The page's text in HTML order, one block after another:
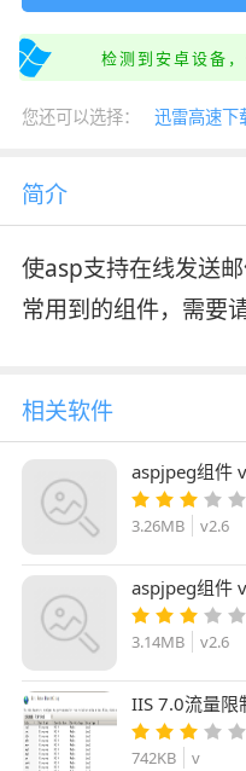
检测到安卓设备
您还可以选择： 迅雷高速下
简介
使asp支持在线发送
常用到的组件，需要
相关软件
aspjpeg组件
+安装破解教程)
3.26MB v2.6
aspjpeg组件
+安装破解教程)
3.14MB v2.6
IIS 7.0流量限
Pack Bit Rate
742KB v